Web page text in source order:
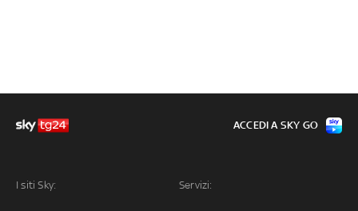
I siti Sky: Servizi:
ACCEDI A SKY GO